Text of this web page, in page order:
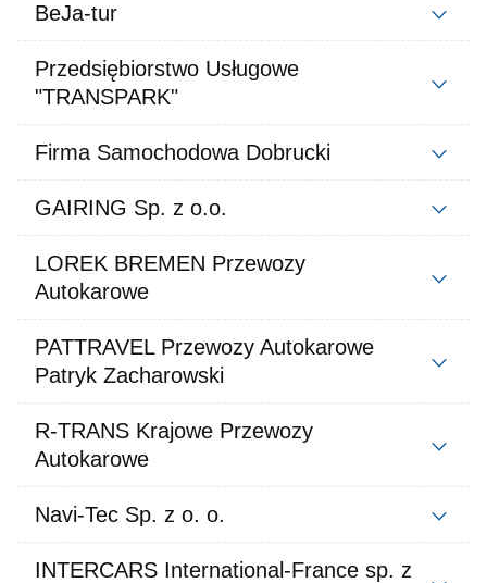
BeJa-tur
Przedsiębiorstwo Usługowe
"TRANSPARK"
Firma Samochodowa Dobrucki
GAIRING Sp. z o.o.
LOREK BREMEN Przewozy
Autokarowe
PATTRAVEL Przewozy Autokarowe
Patryk Zacharowski
R-TRANS Krajowe Przewozy
Autokarowe
Navi-Tec Sp. z o. o.
INTERCARS International-France sp. z